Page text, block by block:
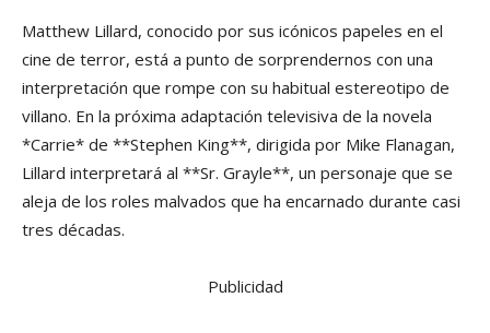
Matthew Lillard, conocido por sus icónicos papeles en el
cine de terror, está a punto de sorprendernos con una
interpretación que rompe con su habitual estereotipo de
villano. En la próxima adaptación televisiva de la novela
*Carrie* de **Stephen King**, dirigida por Mike Flanagan,
Lillard interpretará al **Sr. Grayle**, un personaje que se
aleja de los roles malvados que ha encarnado durante casi
tres décadas.
Publicidad